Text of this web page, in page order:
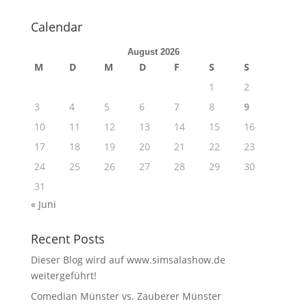
Calendar
August 2026
M D M D F S
S
1
2
3
4 5 6 7 8
9
10
11 12 13 14 15
16
17
18 19 20 21 22
23
24
25 26 27 28 29
30
31
« Juni
Recent Posts
Dieser Blog wird auf www.simsalashow.de
weitergeführt!
Comedian Münster vs. Zauberer Münster